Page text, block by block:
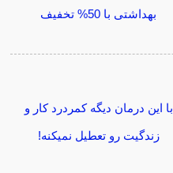
بهداشتی با 50% تخفیف
با این درمان دیگه کمردرد کار و
زندگیت رو تعطیل نمیکنه!